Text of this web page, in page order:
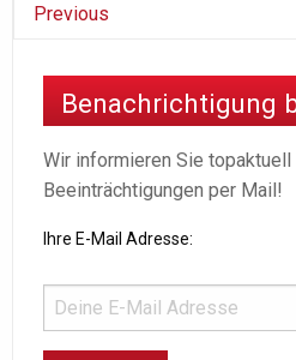
Previous
Benachrichtigung
Wir informieren Sie topaktuell
Beeinträchtigungen per Mail!
Ihre E-Mail Adresse: